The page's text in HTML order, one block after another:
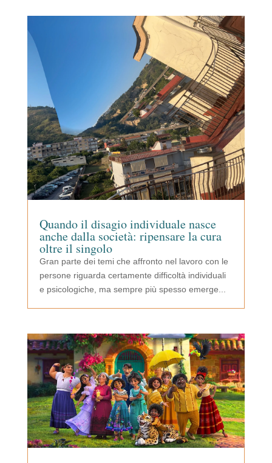
Quando il disagio individuale nasce
anche dalla società: ripensare la cura
oltre il singolo
Gran parte dei temi che affronto nel lavoro con le
persone riguarda certamente difficoltà individuali
e psicologiche, ma sempre più spesso emerge...